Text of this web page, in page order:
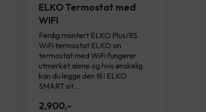
ELKO Termostat med
WIFI
Ferdig montert ELKO Plus/RS
WiFi termostat ELKO sin
termostat med WiFi fungerer
utmerket alene og hvis ønskelig
kan du legge den til i ELKO
SMART sit…
2,900,-